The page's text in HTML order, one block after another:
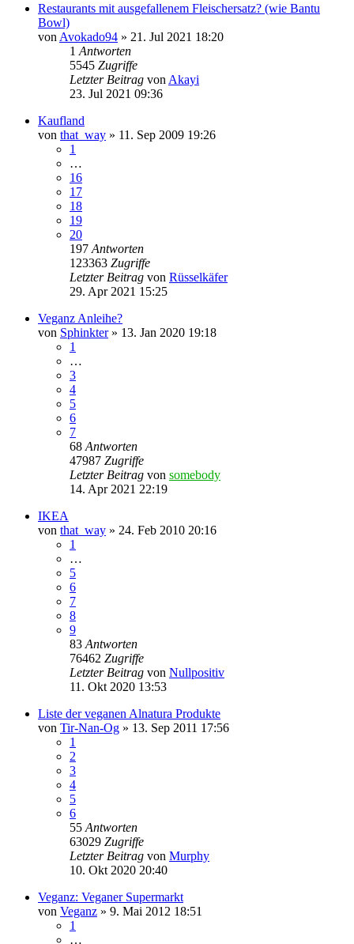
Restaurants mit ausgefallenem Fleischersatz? (wie Bantu
Bowl)
von Avokado94 » 21. Jul 2021 18:20
1 Antworten
5545 Zugriffe
Letzter Beitrag von Akayi
23. Jul 2021 09:36
Kaufland
von that_way » 11. Sep 2009 19:26
1
…
16
17
18
19
20
197 Antworten
123363 Zugriffe
Letzter Beitrag von Rüsselkäfer
29. Apr 2021 15:25
Veganz Anleihe?
von Sphinkter» 13. Jan 2020 19:18
1
…
3
4
5
6
7
68 Antworten
47987 Zugriffe
Letzter Beitrag von somebody
14. Apr 2021 22:19
IKEA
von that_way » 24. Feb 2010 20:16
1
…
5
6
7
8
9
83 Antworten
76462 Zugriffe
Letzter Beitrag von Nullpositiv
11. Okt 2020 13:53
Liste der veganen Alnatura Produkte
von Tir-Nan-Og » 13. Sep 2011 17:56
1
2
3
4
5
6
55 Antworten
63029 Zugriffe
Letzter Beitrag von Murphy
10. Okt 2020 20:40
Veganz: Veganer Supermarkt
von Veganz » 9. Mai 2012 18:51
1
…